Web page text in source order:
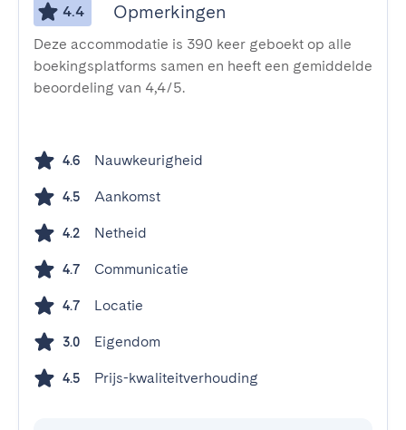
4.4 Opmerkingen
Deze accommodatie is 390 keer geboekt op alle
boekingsplatforms samen en heeft een gemiddelde
beoordeling van 4,4/5.
4.6 Nauwkeurigheid
4.5 Aankomst
4.2 Netheid
4.7 Communicatie
4.7 Locatie
3.0 Eigendom
4.5 Prijs-kwaliteitverhouding